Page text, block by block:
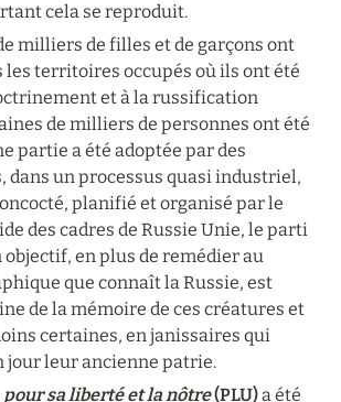
cela se reproduit.
milliers de filles et de garçons ont
les territoires occupés où ils ont été
et à la russification
de milliers de personnes ont été
partie a été adoptée par des
dans un processus quasi industriel,
planifié et organisé par le
des cadres de Russie Unie, le parti
objectif, en plus de remédier au
que connaît la Russie, est
de la mémoire de ces créatures et
certaines, en janissaires qui
jour leur ancienne patrie.
sa liberté et la nôtre (PLU) a été